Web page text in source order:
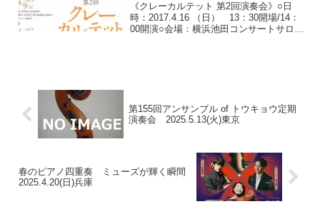
《クレーカルテット 第2回演奏会》○日
時：2017.4.16 （日） 13：30開場/14：
00開演○会場：横浜池田コンサートサロン
第155回アンサンブル of トウキョウ定期
演奏会 2025.5.13(火)東京
春のピアノ四重奏 ミューズが輝く瞬間
2025.4.20(日)兵庫